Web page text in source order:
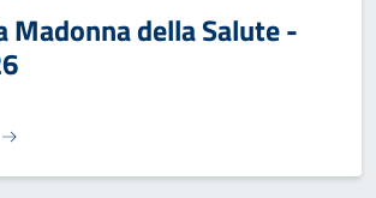
Madonna della Salute -
DELLA SALUTE - LUGLIO 2026}